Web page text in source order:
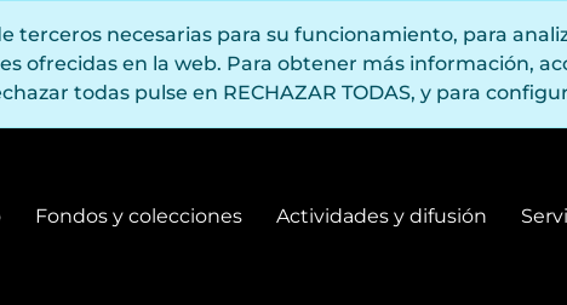
terceros necesarias para su funcionamiento, para
ofrecidas en la web. Para obtener más información,
todas pulse en RECHAZAR TODAS, y para
Fondos y colecciones
Fondos y colecciones
Actividades y difusión
Actividades y